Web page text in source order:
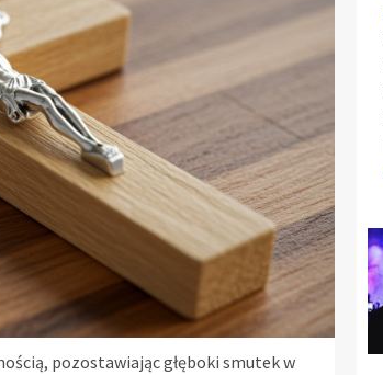
pozostawiając głęboki smutek w